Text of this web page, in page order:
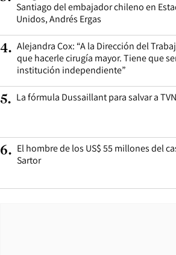
Santiago del embajador chileno en
Unidos, Andrés Ergas
4. Alejandra Cox: “A la Dirección del
que hacerle cirugía mayor. Tiene que
institución independiente”
5. La fórmula Dussaillant para salvar a TVN
6. El hombre de los US$ 55 millones del
Sartor